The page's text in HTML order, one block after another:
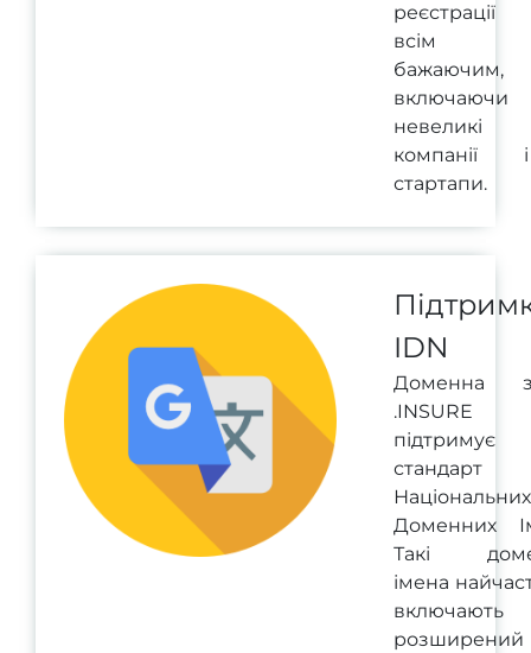
реєстрації
всім
бажаючим,
включаючи
невеликі
компанії і
стартапи.
IDN
Доменна
.INSURE
підтримує
стандарт
Національних
Доменних
Такі
імена
включають
розширений